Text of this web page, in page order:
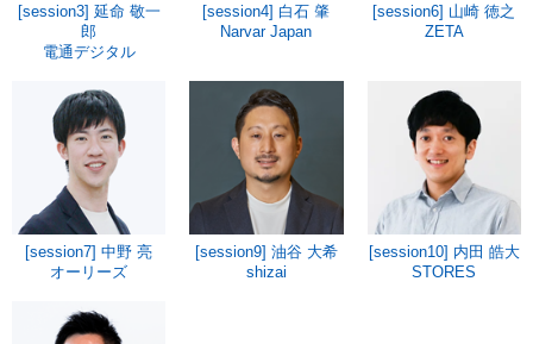
[session3] 延命 敬一
郎
電通デジタル
[session4] 白石 肇
Narvar Japan
[session6] 山崎 徳之
ZETA
[session7] 中野 亮
オーリーズ
[session9] 油谷 大希
shizai
[session10] 内田 皓大
STORES